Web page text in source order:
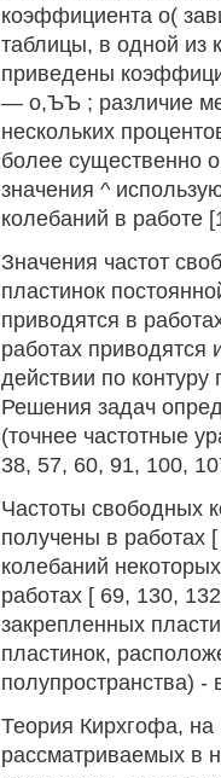
коэффициента о(
таблицы, в одной из
приведены
— о,ЪЪ ; различие
нескольких
более существенно
значения ^
колебаний в работе
Значения частот
пластинок
приводятся в
работах приводятся
действии по
Решения задач
(точнее частотные
38, 57, 60, 91, 100,
Частоты свободных
получены в работах
колебаний
работах [ 69, 130,
закрепленных
пластинок,
полупространства) -
Теория Кирхгофа, на
рассматриваемых в